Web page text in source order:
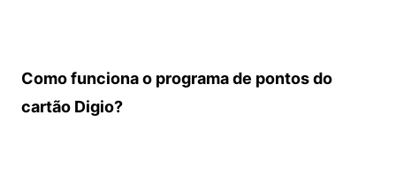
Como funciona o programa de pontos do
cartão Digio?